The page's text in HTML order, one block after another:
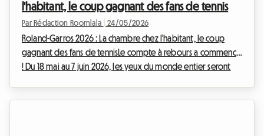
l'habitant, le coup gagnant des fans de tennis
Par Rédaction Roomlala 24/05/2026
Roland-Garros 2026 : La chambre chez l'habitant, le coup
gagnant des fans de tennisLe compte à rebours a commencé
! Du 18 mai au 7 juin 2026, les yeux du monde entier seront